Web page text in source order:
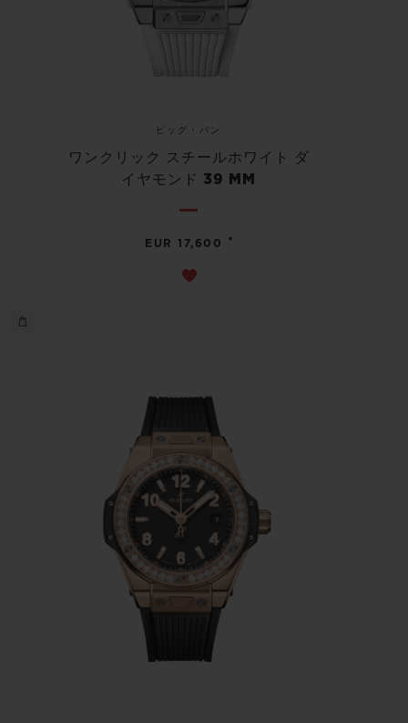
ビッグ・バン
ワンクリック スチールホワイト ダ
イヤモンド 39 MM
EUR 17,600 •